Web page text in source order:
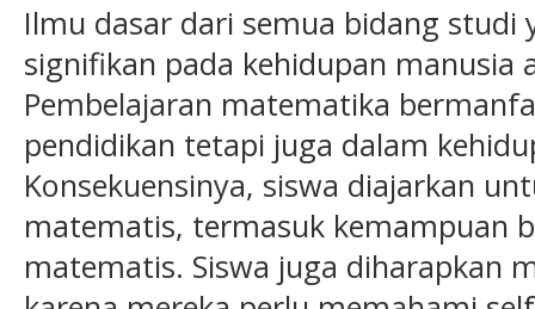
Ilmu dasar dari semua bidang studi
signifikan pada kehidupan manusia
Pembelajaran matematika
pendidikan tetapi juga dalam
Konsekuensinya, siswa diajarkan
matematis, termasuk kemampuan
matematis. Siswa juga diharapkan